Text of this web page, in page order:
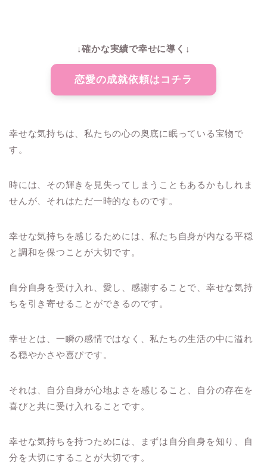
↓確かな実績で幸せに導く↓
恋愛の成就依頼はコチラ
幸せな気持ちは、私たちの心の奥底に眠っている宝物で
す。
時には、その輝きを見失ってしまうこともあるかもしれま
せんが、それはただ一時的なものです。
幸せな気持ちを感じるためには、私たち自身が内なる平穏
と調和を保つことが大切です。
自分自身を受け入れ、愛し、感謝することで、幸せな気持
ちを引き寄せることができるのです。
幸せとは、一瞬の感情ではなく、私たちの生活の中に溢れ
る穏やかさや喜びです。
それは、自分自身が心地よさを感じること、自分の存在を
喜びと共に受け入れることです。
幸せな気持ちを持つためには、まずは自分自身を知り、自
分を大切にすることが大切です。